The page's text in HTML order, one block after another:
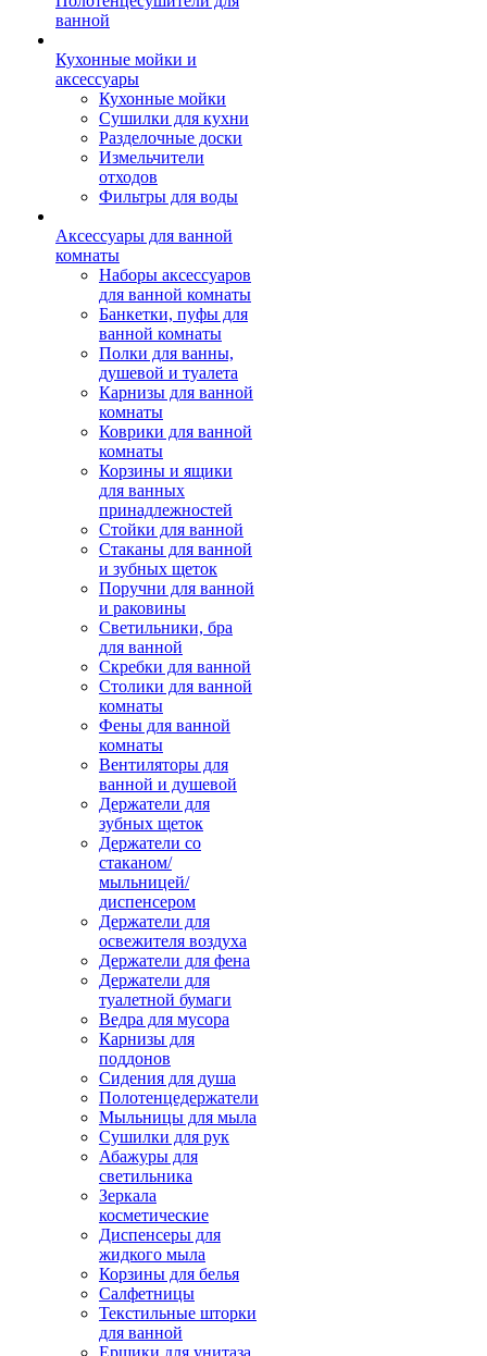
ванной
Кухонные мойки и
аксессуары
Кухонные мойки
Сушилки для кухни
Разделочные доски
Измельчители
отходов
Фильтры для воды
Аксессуары для ванной
комнаты
Наборы аксессуаров
для ванной комнаты
Банкетки, пуфы для
ванной комнаты
Полки для ванны,
душевой и туалета
Карнизы для ванной
комнаты
Коврики для ванной
комнаты
Корзины и ящики
для ванных
принадлежностей
Стойки для ванной
Стаканы для ванной
и зубных щеток
Поручни для ванной
и раковины
Светильники, бра
для ванной
Скребки для ванной
Столики для ванной
комнаты
Фены для ванной
комнаты
Вентиляторы для
ванной и душевой
Держатели для
зубных щеток
Держатели со
стаканом/
мыльницей/
диспенсером
Держатели для
освежителя воздуха
Держатели для фена
Держатели для
туалетной бумаги
Ведра для мусора
Карнизы для
поддонов
Сидения для душа
Полотенцедержатели
Мыльницы для мыла
Сушилки для рук
Абажуры для
светильника
Зеркала
косметические
Диспенсеры для
жидкого мыла
Корзины для белья
Салфетницы
Текстильные шторки
для ванной
Ершики для унитаза